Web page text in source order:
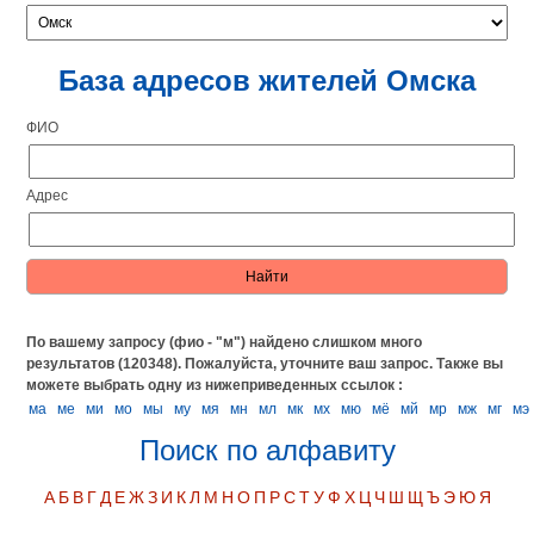
База адресов жителей Омска
ФИО
Адрес
По вашему запросу (фио - "м") найдено слишком много
результатов (120348). Пожалуйста, уточните ваш запрос.Также вы
можете выбрать одну из нижеприведенных ссылок :
ма
ме ми мо мы му мя мн мл мк мх мю мё мй мр мж мг мэ
Поиск по алфавиту
А Б В Г Д Е Ж З И К Л М Н О П Р С Т У Ф Х Ц Ч Ш Щ Ъ Э Ю Я